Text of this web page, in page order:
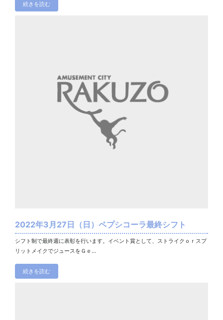
続きを読む
2022年3月27日（日）ペプシコーラ最終シフト
シフト制で最終週に表彰を行います。イベント賞として、ストライクｏｒスプ
リットメイクでジュースをＧｅ...
続きを読む